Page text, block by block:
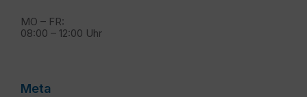
MO – FR:
08:00 – 12:00 Uhr
Meta